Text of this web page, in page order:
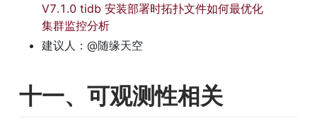
V7.1.0 tidb 安装部署时拓扑文件如何最优化
集群监控分析
建议人：@随缘天空
十一、可观测性相关